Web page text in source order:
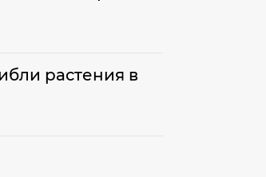
растения в